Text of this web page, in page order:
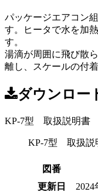
パッケージエアコン
す。ヒータで水を加
す。
湯滴が周囲に飛び散
離し、スケールの付
ダウンロー
KP-7型 取扱説明書
KP-7型 取扱説
図番
更新日
2024